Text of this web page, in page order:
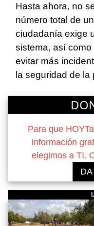
Hasta ahora, no
número total de
ciudadanía exige
sistema, así
evitar más
la seguridad de la
Para que
información
elegimos a TI.